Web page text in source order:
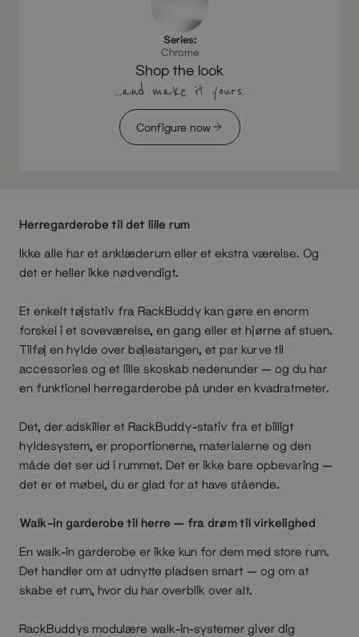
Series:
Chrome
Shop the look
...and make it yours.
Configure now
Herregarderobe til det lille rum
Ikke alle har et anklæderum eller et ekstra værelse. Og
det er heller ikke nødvendigt.
Et enkelt tøjstativ fra RackBuddy kan gøre en enorm
forskel i et soveværelse, en gang eller et hjørne af stuen.
Tilføj en hylde over bøjlestangen, et par kurve til
accessories og et lille skoskab nedenunder — og du har
en funktionel herregarderobe på under en kvadratmeter.
Det, der adskiller et RackBuddy-stativ fra et billigt
hyldesystem, er proportionerne, materialerne og den
måde det ser ud i rummet. Det er ikke bare opbevaring —
det er et møbel, du er glad for at have stående.
Walk-in garderobe til herre — fra drøm til virkelighed
En walk-in garderobe er ikke kun for dem med store rum.
Det handler om at udnytte pladsen smart — og om at
skabe et rum, hvor du har overblik over alt.
RackBuddys modulære walk-in-systemer giver dig